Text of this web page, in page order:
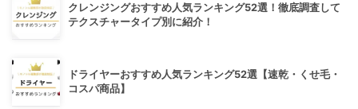
クレンジングおすすめ人気ランキング52選！徹底調査して
テクスチャータイプ別に紹介！
ドライヤーおすすめ人気ランキング52選【速乾・くせ毛・
コスパ商品】